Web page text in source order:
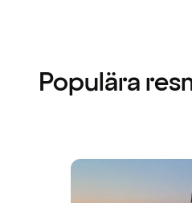
Populära